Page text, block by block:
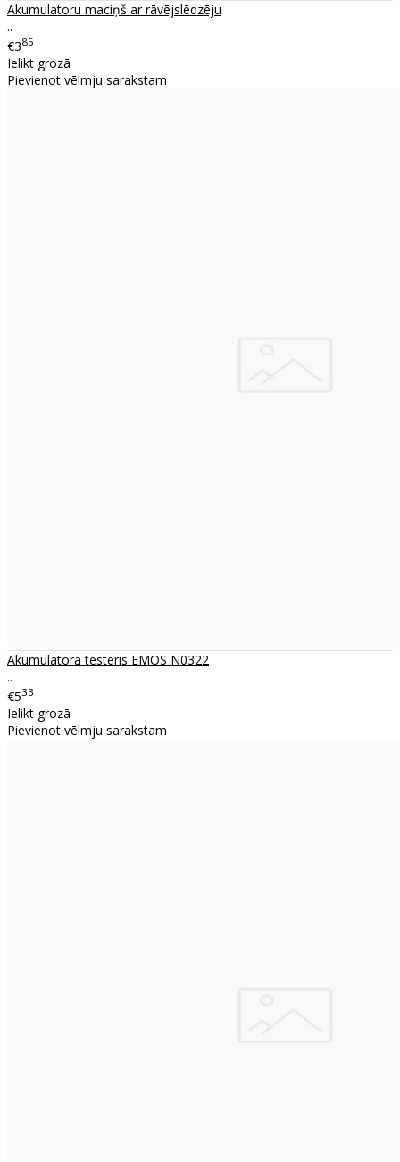
Akumulatoru maciņš ar rāvējslēdzēju
..
€385
Ielikt grozā
Pievienot vēlmju sarakstam
Akumulatora testeris EMOS N0322
..
€533
Ielikt grozā
Pievienot vēlmju sarakstam